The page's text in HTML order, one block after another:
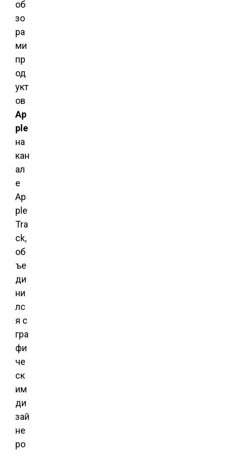
об
зо
ра
ми
пр
од
укт
ов
Ap
ple
на
кан
ал
е
Ap
ple
Tra
ck,
об
ъе
ди
ни
лс
я с
гра
фи
че
ск
им
ди
зай
не
ро